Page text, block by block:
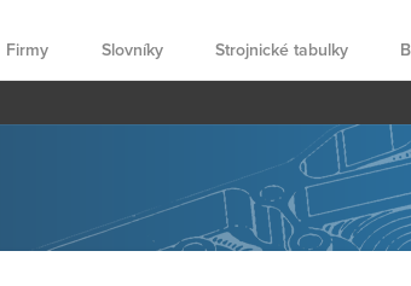
Firmy Slovníky Strojnické tabulky